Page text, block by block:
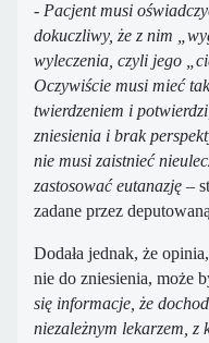
- Pacjent musi
dokuczliwy, że z nim
wyleczenia, czyli jego
Oczywiście musi mieć
twierdzeniem i
zniesienia i brak
nie musi zaistnieć
zastosować eutanazję –
zadane przez
Dodała jednak, że
nie do zniesienia, może
się informacje, że
niezależnym lekarzem, z